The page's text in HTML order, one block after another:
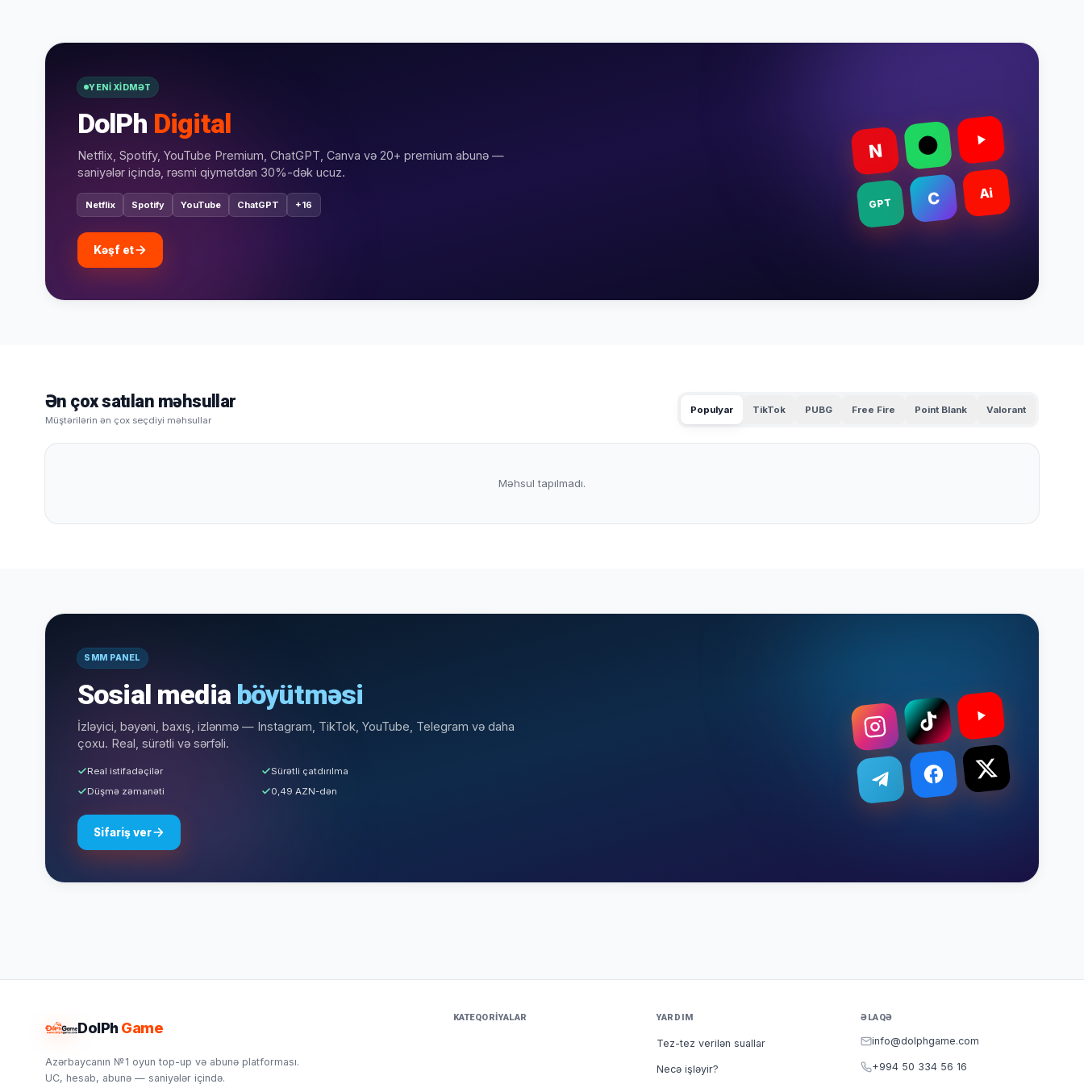
yoxdur.
YENI XIDMƏT
DolPh Digital
Netflix, Spotify, YouTube Premium, ChatGPT, Canva və 20+ premium abunə —
saniyələr içində, rəsmi qiymətdən 30%-dək ucuz.
Netflix Spotify YouTube ChatGPT +16
Kəşf et
N
GPT C Ai
Ən çox satılan məhsullar
Müştərilərin ən çox seçdiyi məhsullar
Populyar TikTok PUBG Free Fire Point Blank Valorant
Məhsul tapılmadı.
SMM PANEL
Sosial media böyütməsi
İzləyici, bəyəni, baxış, izlənmə — Instagram, TikTok, YouTube, Telegram və daha
çoxu. Real, sürətli və sərfəli.
Real istifadəçilər
Sürətli çatdırılma
Düşmə zəmanəti
0,49 AZN-dən
Sifariş ver
DolPhGame
Azərbaycanın №1 oyun top-up və abunə platforması.
UC, hesab, abunə — saniyələr içində.
KATEQORIYALAR YARDIM
Tez-tez verilən suallar
Necə işləyir?
ƏLAQƏ
info@dolphgame.com
+994 50 334 56 16